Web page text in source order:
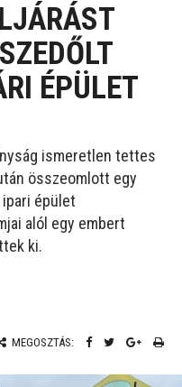
ÉPÜLET
ismeretlen tettes
összeomlott egy
épület
alól egy embert
ki.
MEGOSZTÁS: